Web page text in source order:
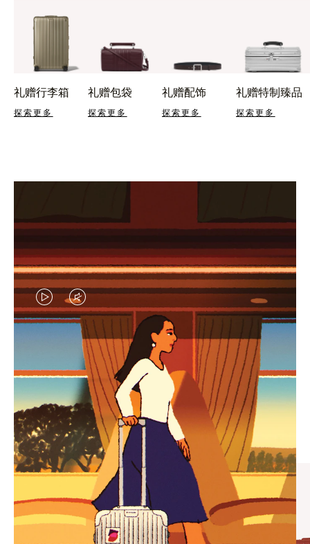
礼赠行李箱
探索更多
礼赠包袋
探索更多
礼赠配饰
探索更多
礼赠特制臻品
探索更多
视
频
暂
停，
请
按
下
暂
视
频
已
静
音，
请
点
击
按
钮
臻礼指南
寻觅心仪的出行伴侣，与您共
享缤纷旅程